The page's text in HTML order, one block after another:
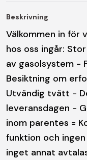
Beskrivning
Välkommen in för
hos oss ingår:
av gasolsystem -
Besiktning om
Utvändig tvätt -
leveransdagen -
inom parentes =
funktion och
inget annat